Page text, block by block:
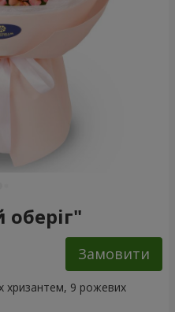
Замовити
хризантем, 9 рожевих